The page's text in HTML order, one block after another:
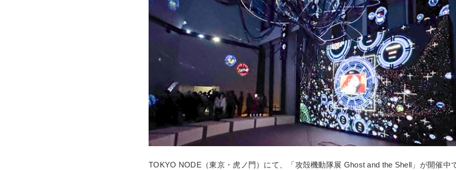
TOKYO NODE（東京・虎ノ門）にて、「攻殻機動隊展 Ghost and the Shell」が開催中